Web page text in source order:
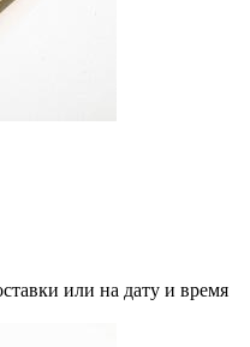
или на дату и время